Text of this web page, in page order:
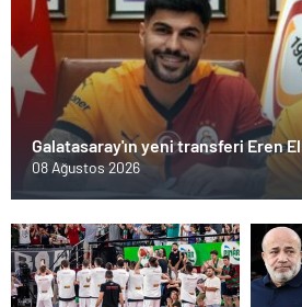
Galatasaray'ın yeni transferi Eren
08 Ağustos 2026